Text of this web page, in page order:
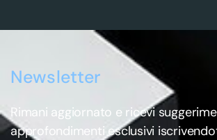
Newsletter
Rimani aggiornato e ricevi
approfondimenti esclusivi